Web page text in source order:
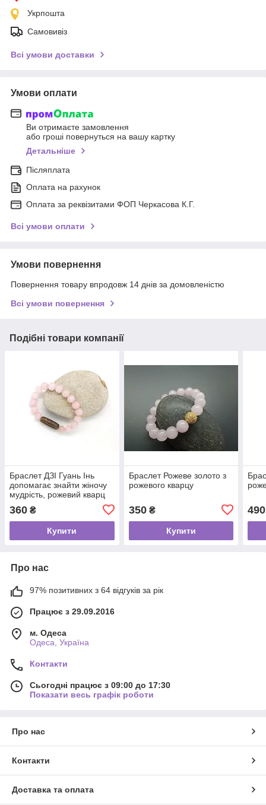
Укрпошта
Самовивіз
Всі умови доставки
Умови оплати
Ви отримаєте замовлення
або гроші повернуться на вашу картку
Детальніше
Післяплата
Оплата на рахунок
Оплата за реквізитами ФОП Черкасова К.Г.
Всі умови оплати
Умови повернення
Повернення товару впродовж 14 днів за домовленістю
Всі умови повернення
Подібні товари компанії
Браслет ДЗІ Гуань Інь
допомагає знайти жіночу
мудрість, рожевий кварц
360 ₴
Купити
Браслет Рожеве золото з
рожевого кварцу
350₴
Купити
490
Про нас
97% позитивних з 64 відгуків за рік
Працює з 29.09.2016
м. Одеса
Одеса, Україна
Контакти
Сьогодні працює з 09:00 до 17:30
Показати весь графік роботи
Про нас
Контакти
Доставка та оплата